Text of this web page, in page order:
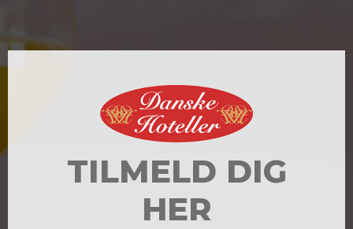
TILMELD DIG
HER